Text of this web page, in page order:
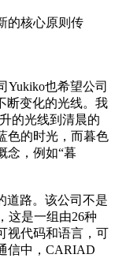
的核心原则传
Yukiko也希望公司
断变化的光线。我
的光线到清晨的
色的时光，而暮色
念，例如“暮
道路。该公司不是
这是一组由26种
视代码和语言，可
信中，CARIAD